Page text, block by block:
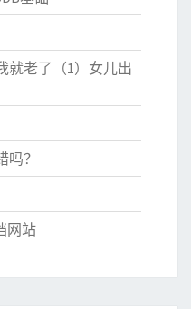
就老了（1）女儿出
？
网站